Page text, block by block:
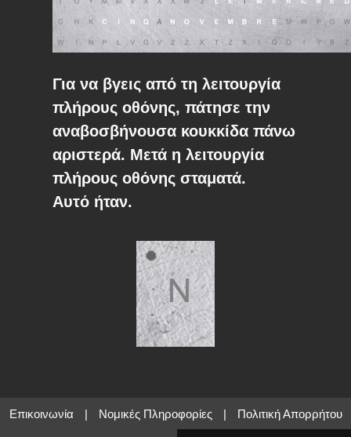
Για να βγεις από τη λειτουργία
πλήρους οθόνης, πάτησε την
αναβοσβήνουσα κουκκίδα πάνω
αριστερά. Μετά η λειτουργία
πλήρους οθόνης σταματά.
Αυτό ήταν.
Επικοινωνία | Νομικές Πληροφορίες | Πολιτική Απορρήτου